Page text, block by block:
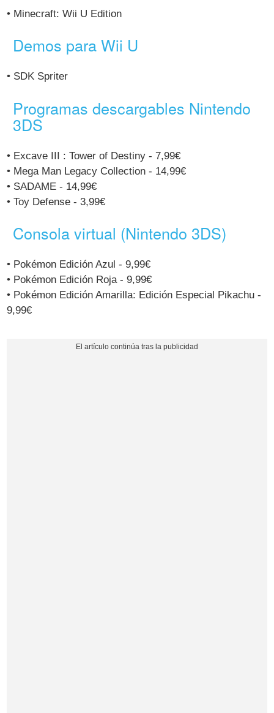
• Minecraft: Wii U Edition
Demos para Wii U
• SDK Spriter
Programas descargables Nintendo
3DS
• Excave III : Tower of Destiny - 7,99€
• Mega Man Legacy Collection - 14,99€
• SADAME - 14,99€
• Toy Defense - 3,99€
Consola virtual (Nintendo 3DS)
• Pokémon Edición Azul - 9,99€
• Pokémon Edición Roja - 9,99€
• Pokémon Edición Amarilla: Edición Especial Pikachu -
9,99€